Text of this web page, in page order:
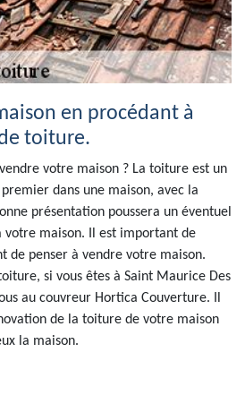
en procédant à
toiture.
votre maison ? La toiture est un
dans une maison, avec la
présentation poussera un éventuel
votre maison. Il est important de
de penser à vendre votre maison.
si vous êtes à Saint Maurice Des
au couvreur Hortica Couverture. Il
de la toiture de votre maison
la maison.